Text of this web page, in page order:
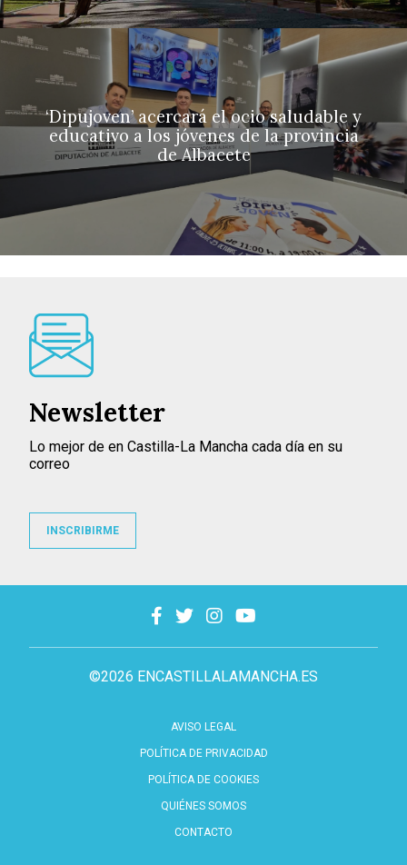
‘Dipujoven’ acercará el ocio saludable y
educativo a los jóvenes de la provincia
de Albacete
©2026 ENCASTILLALAMANCHA.ES
AVISO LEGAL
POLÍTICA DE PRIVACIDAD
POLÍTICA DE COOKIES
QUIÉNES SOMOS
CONTACTO
Newsletter
Lo mejor de en Castilla-La Mancha cada día en su
correo
INSCRIBIRME